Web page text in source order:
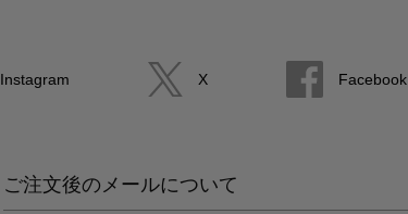
Instagram X Facebook
ご注文後のメールについて